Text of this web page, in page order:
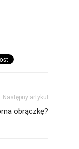
Następny artykuł
obrączkę?